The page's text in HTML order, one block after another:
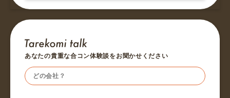
あなたの貴重な合コン体験談をお聞かせください